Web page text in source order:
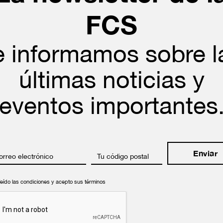
FCS
informamos sobre
últimas noticias y
eventos
electrónico Tu código postal
las condiciones y acepto sus términos